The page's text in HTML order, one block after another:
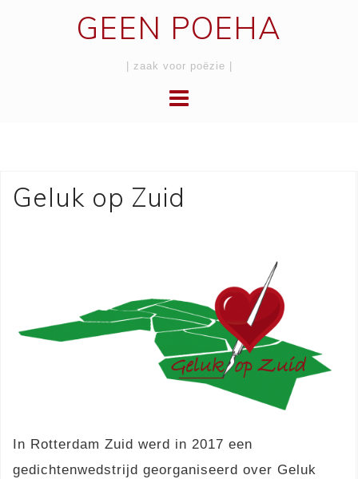
GEEN POEHA
| zaak voor poëzie |
Geluk op Zuid
In Rotterdam Zuid werd in 2017 een
gedichtenwedstrijd georganiseerd over Geluk